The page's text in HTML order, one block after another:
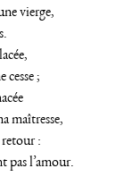
vierge,
;
maîtresse,
retour :
pas l’amour.